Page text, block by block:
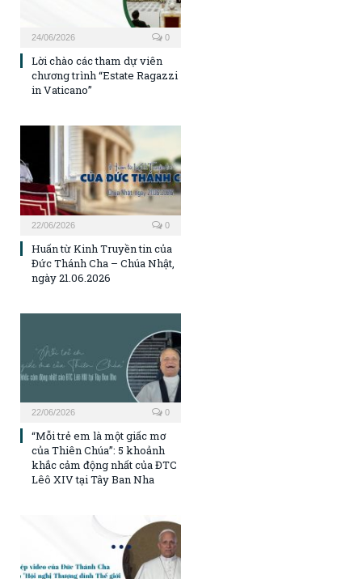
24/06/2026 0
Lời chào các tham dự viên
chương trình “Estate Ragazzi
in Vaticano”
22/06/2026 0
Huấn từ Kinh Truyền tin của
Đức Thánh Cha – Chúa Nhật,
ngày 21.06.2026
22/06/2026 0
“Mỗi trẻ em là một giấc mơ
của Thiên Chúa”: 5 khoảnh
khắc cảm động nhất của ĐTC
Lêô XIV tại Tây Ban Nha